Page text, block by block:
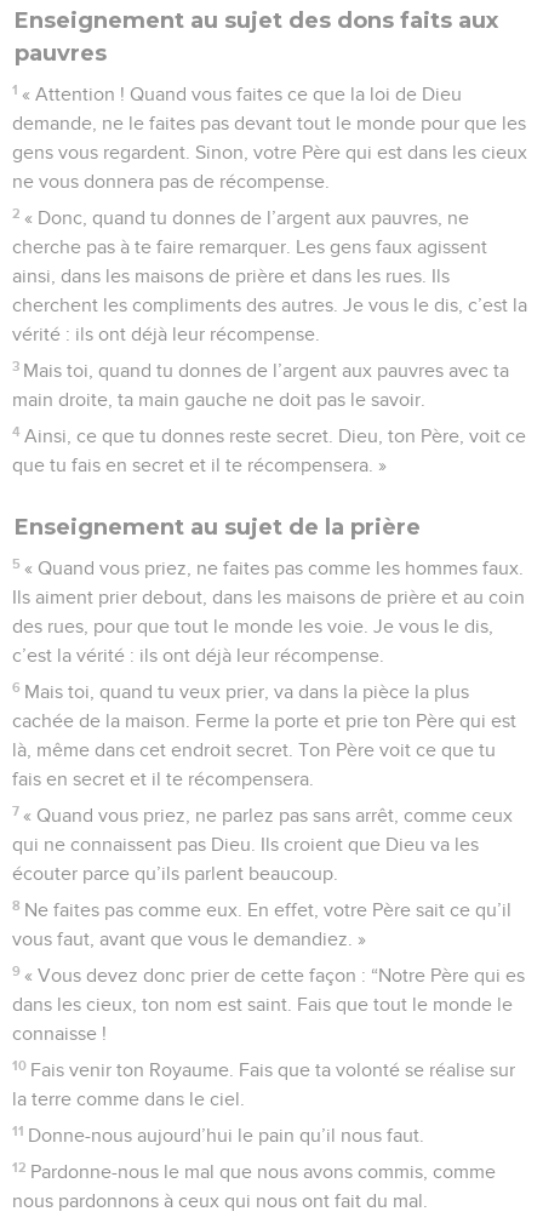
Enseignement au sujet des dons faits aux
pauvres
1 « Attention ! Quand vous faites ce que la loi de Dieu
demande, ne le faites pas devant tout le monde pour que les
gens vous regardent. Sinon, votre Père qui est dans les cieux
ne vous donnera pas de récompense.
2 « Donc, quand tu donnes de l’argent aux pauvres, ne
cherche pas à te faire remarquer. Les gens faux agissent
ainsi, dans les maisons de prière et dans les rues. Ils
cherchent les compliments des autres. Je vous le dis, c’est la
vérité : ils ont déjà leur récompense.
3 Mais toi, quand tu donnes de l’argent aux pauvres avec ta
main droite, ta main gauche ne doit pas le savoir.
4 Ainsi, ce que tu donnes reste secret. Dieu, ton Père, voit ce
que tu fais en secret et il te récompensera. »
Enseignement au sujet de la prière
5 « Quand vous priez, ne faites pas comme les hommes faux.
Ils aiment prier debout, dans les maisons de prière et au coin
des rues, pour que tout le monde les voie. Je vous le dis,
c’est la vérité : ils ont déjà leur récompense.
6 Mais toi, quand tu veux prier, va dans la pièce la plus
cachée de la maison. Ferme la porte et prie ton Père qui est
là, même dans cet endroit secret. Ton Père voit ce que tu
fais en secret et il te récompensera.
7 « Quand vous priez, ne parlez pas sans arrêt, comme ceux
qui ne connaissent pas Dieu. Ils croient que Dieu va les
écouter parce qu’ils parlent beaucoup.
8 Ne faites pas comme eux. En effet, votre Père sait ce qu’il
vous faut, avant que vous le demandiez. »
9 « Vous devez donc prier de cette façon : “Notre Père qui es
dans les cieux, ton nom est saint. Fais que tout le monde le
connaisse !
10 Fais venir ton Royaume. Fais que ta volonté se réalise sur
la terre comme dans le ciel.
11 Donne-nous aujourd’hui le pain qu’il nous faut.
12 Pardonne-nous le mal que nous avons commis, comme
nous pardonnons à ceux qui nous ont fait du mal.